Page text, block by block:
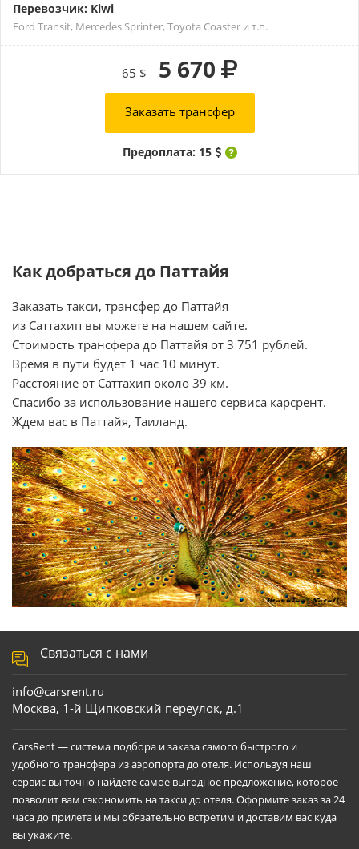
Перевозчик: Kiwi
Ford Transit, Mercedes Sprinter, Toyota Coaster и т.п.
65 $ 5 670
Заказать трансфер
Предоплата: 15
Как добраться до Паттайя
Заказать такси, трансфер до Паттайя
из Саттахип вы можете на нашем сайте.
Стоимость трансфера до Паттайя от 3 751 рублей.
Время в пути будет 1 час 10 минут.
Расстояние от Саттахип около 39 км.
Спасибо за использование нашего сервиса карсрент.
Ждем вас в Паттайя, Таиланд.
Связаться с нами
info@carsrent.ru
Москва, 1-й Щипковский переулок, д.1
CarsRent — система подбора и заказа самого быстрого и
удобного трансфера из аэропорта до отеля. Используя наш
сервис вы точно найдете самое выгодное предложение, которое
позволит вам сэкономить на такси до отеля. Оформите заказ за 24
часа до прилета и мы обязательно встретим и доставим вас куда
вы укажите.